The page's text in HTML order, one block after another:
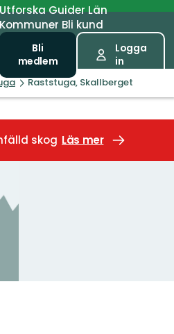
UtforskaGuiderLän
Kommuner Bli kund
Bli
medlem
Logga
in
Raststuga, Skallberget
skog Läs mer